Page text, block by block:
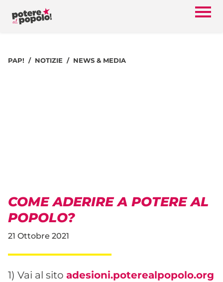
PAP! NOTIZIE NEWS & MEDIA
COME ADERIRE A POTERE AL
POPOLO?
21 Ottobre 2021
1) Vai al sito adesioni.poterealpopolo.org